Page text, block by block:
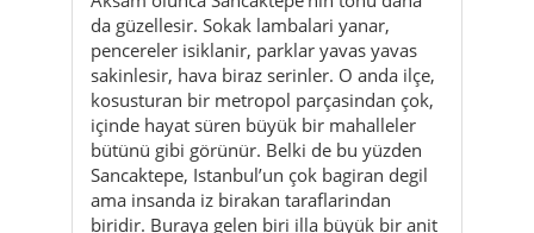
bütünü gibi görünür. Belki de bu yüzden
Sancaktepe, Istanbul’un çok bagiran degil
ama insanda iz birakan taraflarindan
biridir. Buraya gelen biri illa büyük bir anit
hatirlamaz; bazen sadece hissettigi
rahatligi hatirlar. Ve bazen bu, bir gezi için
çok daha degerlidir.